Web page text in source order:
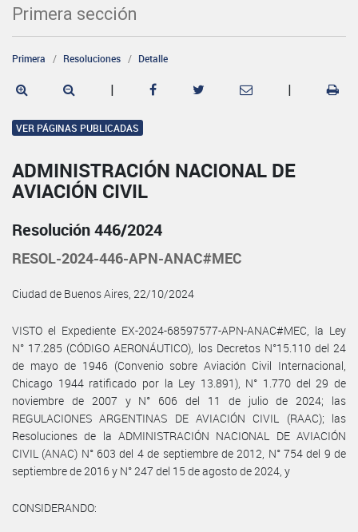
Primera sección
Primera Resoluciones Detalle
| |
VER PÁGINAS PUBLICADAS
ADMINISTRACIÓN NACIONAL DE
AVIACIÓN CIVIL
Resolución 446/2024
RESOL-2024-446-APN-ANAC#MEC
Ciudad de Buenos Aires, 22/10/2024
VISTO el Expediente EX-2024-68597577-APN-ANAC#MEC, la Ley
N° 17.285 (CÓDIGO AERONÁUTICO), los Decretos N°15.110 del 24
de mayo de 1946 (Convenio sobre Aviación Civil Internacional,
Chicago 1944 ratificado por la Ley 13.891), N° 1.770 del 29 de
noviembre de 2007 y N° 606 del 11 de julio de 2024; las
REGULACIONES ARGENTINAS DE AVIACIÓN CIVIL (RAAC); las
Resoluciones de la ADMINISTRACIÓN NACIONAL DE AVIACIÓN
CIVIL (ANAC) N° 603 del 4 de septiembre de 2012, N° 754 del 9 de
septiembre de 2016 y N° 247 del 15 de agosto de 2024, y
CONSIDERANDO: